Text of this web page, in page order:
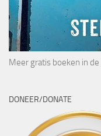
Meer gratis boeken in de
DONEER/DONATE